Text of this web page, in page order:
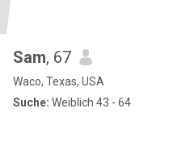
Sam, 67
Waco, Texas, USA
Suche: Weiblich 43 - 64